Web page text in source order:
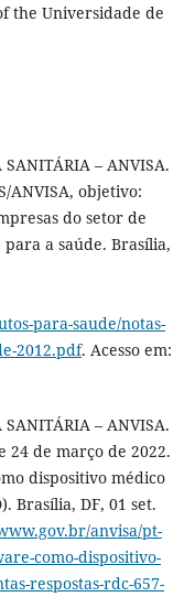
the Universidade de
– ANVISA.
ANVISA, objetivo:
do setor de
a saúde. Brasília,
para-saude/notas-
2012.pdf. Acesso em:
– ANVISA.
24 de março de 2022.
dispositivo médico
Brasília, DF, 01 set.
anvisa/pt-
como-dispositivo-
respostas-rdc-657-